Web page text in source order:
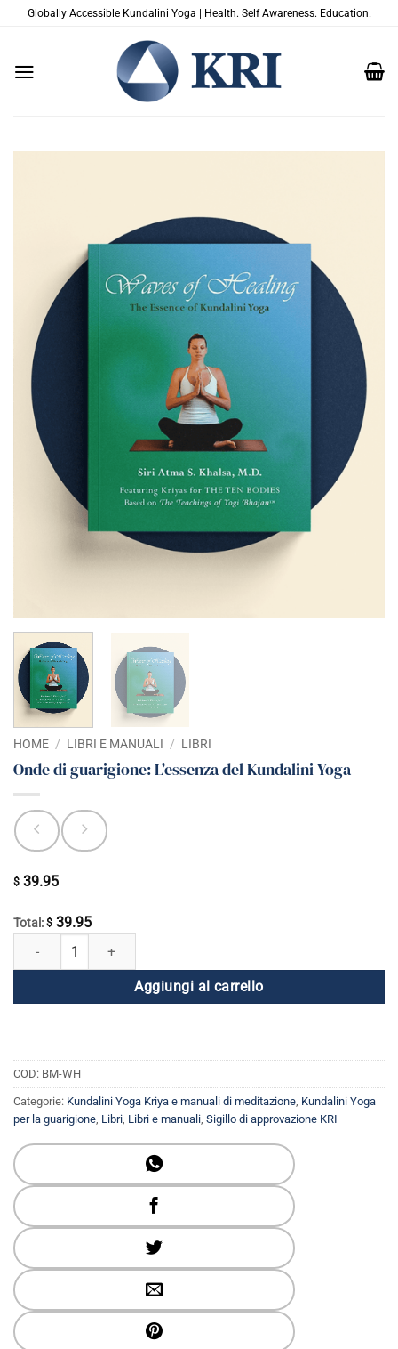
SaltaGlobally Accessible Kundalini Yoga | Health. Self Awareness. Education.
HOME / LIBRI E MANUALI / LIBRI
Onde di guarigione: L’essenza del Kundalini Yoga
$ 39.95
Total: $ 39.95
Onde di guarigione: L'essenza del Kundalini Yoga quantità
Aggiungi al carrello
COD: BM-WH
Categorie: Kundalini Yoga Kriya e manuali di meditazione Kundalini Yoga
per la guarigione Libri Libri e manuali Sigillo di approvazione KRI